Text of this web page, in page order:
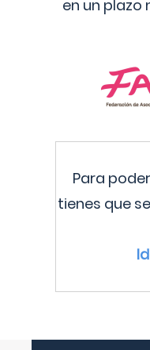
en un plazo
Para
tienes que